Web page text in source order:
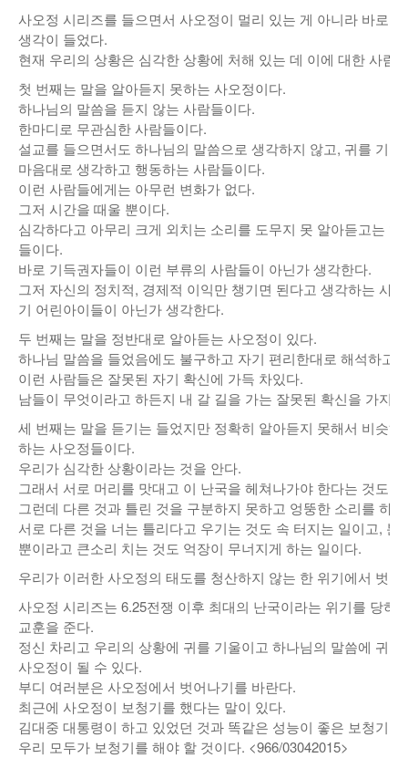
사오정 시리즈를 들으면서 사오정이 멀리 있는 게 아니라 바로
생각이 들었다.
현재 우리의 상황은 심각한 상황에 처해 있는 데 이에 대한 사람
첫 번째는 말을 알아듣지 못하는 사오정이다.
하나님의 말씀을 듣지 않는 사람들이다.
한마디로 무관심한 사람들이다.
설교를 들으면서도 하나님의 말씀으로 생각하지 않고, 귀를 기
마음대로 생각하고 행동하는 사람들이다.
이런 사람들에게는 아무런 변화가 없다.
그저 시간을 때울 뿐이다.
심각하다고 아무리 크게 외치는 소리를 도무지 못 알아듣고는 ‘
들이다.
바로 기득권자들이 이런 부류의 사람들이 아닌가 생각한다.
그저 자신의 정치적, 경제적 이익만 챙기면 된다고 생각하는 사
기 어린아이들이 아닌가 생각한다.
두 번째는 말을 정반대로 알아듣는 사오정이 있다.
하나님 말씀을 들었음에도 불구하고 자기 편리한대로 해석하고
이런 사람들은 잘못된 자기 확신에 가득 차있다.
남들이 무엇이라고 하든지 내 갈 길을 가는 잘못된 확신을 가지
세 번째는 말을 듣기는 들었지만 정확히 알아듣지 못해서 비슷
하는 사오정들이다.
우리가 심각한 상황이라는 것을 안다.
그래서 서로 머리를 맛대고 이 난국을 헤쳐나가야 한다는 것도
그런데 다른 것과 틀린 것을 구분하지 못하고 엉뚱한 소리를 하
서로 다른 것을 너는 틀리다고 우기는 것도 속 터지는 일이고, 분
뿐이라고 큰소리 치는 것도 억장이 무너지게 하는 일이다.
우리가 이러한 사오정의 태도를 청산하지 않는 한 위기에서 벗어
사오정 시리즈는 6.25전쟁 이후 최대의 난국이라는 위기를 당하
교훈을 준다.
정신 차리고 우리의 상황에 귀를 기울이고 하나님의 말씀에 귀
사오정이 될 수 있다.
부디 여러분은 사오정에서 벗어나기를 바란다.
최근에 사오정이 보청기를 했다는 말이 있다.
김대중 대통령이 하고 있었던 것과 똑같은 성능이 좋은 보청기라
우리 모두가 보청기를 해야 할 것이다. <966/03042015>